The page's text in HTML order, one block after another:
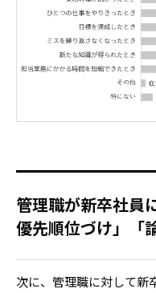
管理職が新卒社員
優先順位づけ」「
次に、管理職に対して新